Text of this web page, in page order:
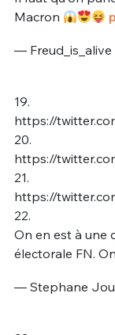
Macron
— Freud_is_alive
19.
https://
20.
https://
21.
https://
22.
On en est à une
électorale FN.
— Stephane